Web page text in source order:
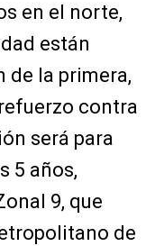
en el norte,
están
de la primera,
contra
será para
5 años,
9, que
de